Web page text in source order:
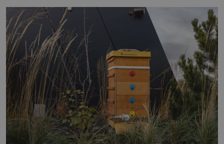
lotyšské Rigy? Casanova v Pobaltí kontaktoval tamní
zednářské lóže. Nebyl v této oblasti žádným nováčkem,
protože do zednářské